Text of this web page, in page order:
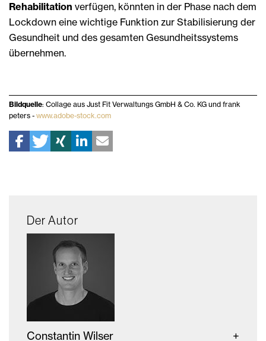
Rehabilitation verfügen, könnten in der Phase nach dem
Lockdown eine wichtige Funktion zur Stabilisierung der
Gesundheit und des gesamten Gesundheitssystems
übernehmen.
Bildquelle: Collage aus Just Fit Verwaltungs GmbH & Co. KG und frank
peters - www.adobe-stock.com
Der Autor
Constantin Wilser